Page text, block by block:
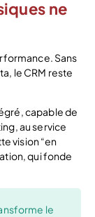
ne
Sans
le CRM reste
capable de
au service
vision “en
qui fonde
le